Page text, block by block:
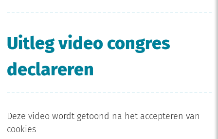
Uitleg video congres
declareren
Deze video wordt getoond na het accepteren van
cookies